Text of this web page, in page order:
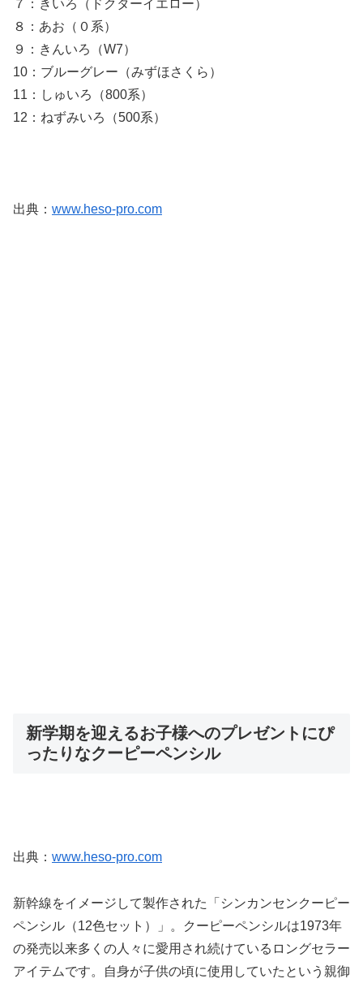
７：きいろ（ドクターイエロー）
８：あお（０系）
９：きんいろ（W7）
10：ブルーグレー（みずほさくら）
11：しゅいろ（800系）
12：ねずみいろ（500系）
出典： www.heso-pro.com
新学期を迎えるお子様へのプレゼントにぴ
ったりなクーピーペンシル
出典： www.heso-pro.com
新幹線をイメージして製作された「シンカンセンクーピー
ペンシル（12色セット）」。クーピーペンシルは1973年
の発売以来多くの人々に愛用され続けているロングセラー
アイテムです。自身が子供の頃に使用していたという親御